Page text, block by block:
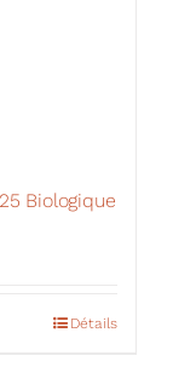
Biologique
Détails